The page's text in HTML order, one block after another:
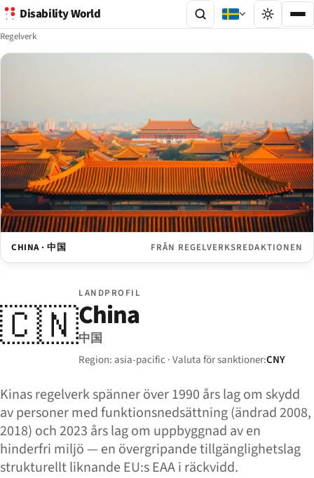
Disability World
Regelverk
CHINA · 中国 FRÅN REGELVERKSREDAKTIONEN
🇨🇳
LANDPROFIL
China
中国
Region: asia-pacific · Valuta för sanktioner:CNY
Kinas regelverk spänner över 1990 års lag om skydd
av personer med funktionsnedsättning (ändrad 2008,
2018) och 2023 års lag om uppbyggnad av en
hinderfri miljö — en övergripande tillgänglighetslag
strukturellt liknande EU:s EAA i räckvidd.